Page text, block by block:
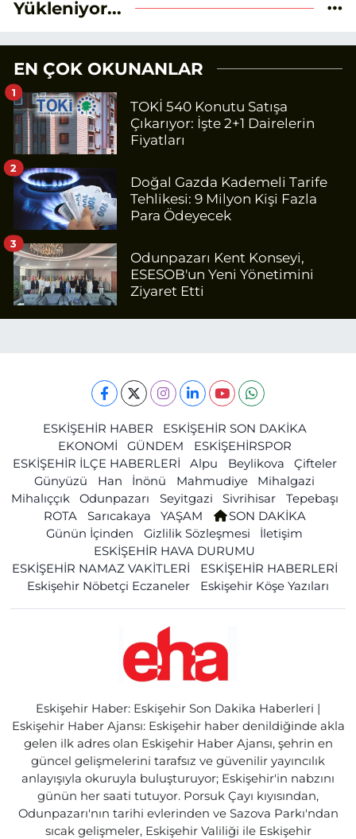
Yükleniyor...
EN ÇOK OKUNANLAR
TOKİ 540 Konutu Satışa
Çıkarıyor: İşte 2+1 Dairelerin
Fiyatları
1
Doğal Gazda Kademeli Tarife
Tehlikesi: 9 Milyon Kişi Fazla
Para Ödeyecek
2
Odunpazarı Kent Konseyi,
ESESOB'un Yeni Yönetimini
Ziyaret Etti
3
ESKİŞEHİR HABER
ESKİŞEHİR SON DAKİKA
EKONOMİ
GÜNDEM
ESKİŞEHİRSPOR
ESKİŞEHİR İLÇE HABERLERİ
Alpu Beylikova
Çifteler
Günyüzü
Han İnönü Mahmudiye
Mihalgazi
Mihalıççık
Odunpazarı Seyitgazi Sivrihisar
Tepebaşı
ROTA
Sarıcakaya YAŞAM
SON DAKİKA
Günün İçinden
Gizlilik Sözleşmesi
İletişim
ESKİŞEHİR HAVA DURUMU
ESKİŞEHİR NAMAZ VAKİTLERİ
ESKİŞEHİR HABERLERİ
Eskişehir Nöbetçi Eczaneler
Eskişehir Köşe Yazıları
Eskişehir Haber: Eskişehir Son Dakika Haberleri |
Eskişehir Haber Ajansı: Eskişehir haber denildiğinde akla
gelen ilk adres olan Eskişehir Haber Ajansı, şehrin en
güncel gelişmelerini tarafsız ve güvenilir yayıncılık
anlayışıyla okuruyla buluşturuyor; Eskişehir'in nabzını
günün her saati tutuyor. Porsuk Çayı kıyısından,
Odunpazarı'nın tarihi evlerinden ve Sazova Parkı'ndan
sıcak gelişmeler, Eskişehir Valiliği ile Eskişehir